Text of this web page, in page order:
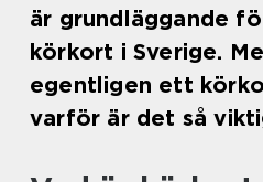
är grundläggande
körkort i Sverige.
egentligen ett
varför är det så